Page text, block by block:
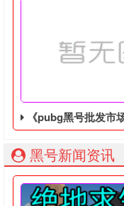
绝地求生黑号： 质保
《pubg黑号批发市场》国服7月25
黑号新闻资讯